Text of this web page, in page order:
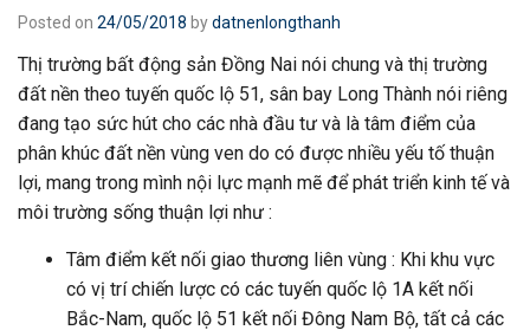
Posted on 24/05/2018 bydatnenlongthanh
Thị trường bất động sản Đồng Nai nói chung và thị trường
đất nền theo tuyến quốc lộ 51, sân bay Long Thành nói riêng
đang tạo sức hút cho các nhà đầu tư và là tâm điểm của
phân khúc đất nền vùng ven do có được nhiều yếu tố thuận
lợi, mang trong mình nội lực mạnh mẽ để phát triển kinh tế và
môi trường sống thuận lợi như :
Tâm điểm kết nối giao thương liên vùng : Khi khu vực
có vị trí chiến lược có các tuyến quốc lộ 1A kết nối
Bắc-Nam, quốc lộ 51 kết nối Đông Nam Bộ, tất cả các